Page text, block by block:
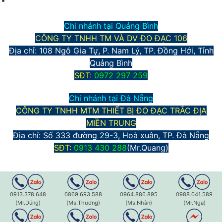
Chi nhánh tại Quảng Bình
CÔNG TY TNHH TM VÀ DV ĐO ĐẠC 106
Địa chỉ: 108 Ngô Gia Tự, P. Nam Lý, TP. Đồng Hới, Tỉnh
Quảng Bình
SĐT: 0972 297 259
Chi nhánh tại Đà Nẵng
CÔNG TY TNHH MTM THIẾT BỊ ĐO ĐẠC TRẮC ĐỊA
MIỀN TRUNG
Địa chỉ: Số 333 đường 29-3, Hoà xuân, TP. Đà Nẵng
SĐT: 0913 430 288(Mr.Quang)
0913.378.648
(Mr.Dũng)
0869.693.588
(Ms.Thương)
0964.886.895
(Ms.Nhàn)
0988.041.589
(Mr.Nga)